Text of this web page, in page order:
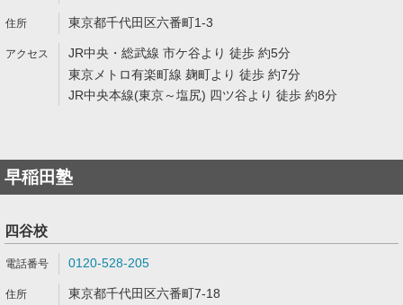
東京都千代田区六番町1-3
JR中央・総武線 市ケ谷より 徒歩 約5分
東京メトロ有楽町線 麹町より 徒歩 約7分
JR中央本線(東京～塩尻) 四ツ谷より 徒歩 約8分
早稲田塾
四谷校
0120-528-205
東京都千代田区六番町7-18